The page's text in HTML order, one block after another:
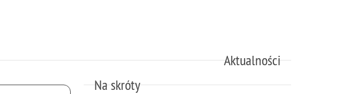
Aktualności
Na skróty